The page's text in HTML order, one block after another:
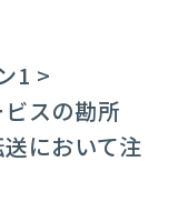
1 >
スの勘所
において注